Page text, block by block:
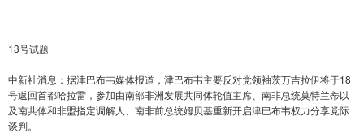
13号试题
中新社消息：据津巴布韦媒体报道，津巴布韦主要反对党领袖茨万吉拉伊将于18
号返回首都哈拉雷，参加由南部非洲发展共同体轮值主席、南非总统莫特兰蒂以
及南共体和非盟指定调解人、南非前总统姆贝基重新开启津巴布韦权力分享党际
谈判。